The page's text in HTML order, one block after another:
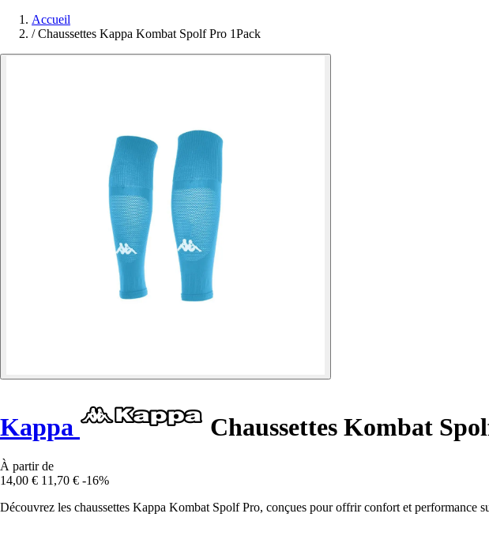
Accueil
/ Chaussettes Kappa Kombat Spolf Pro 1Pack
Kappa Chaussettes Kombat
À partir de
14,00 € 11,70 € -16%
Découvrez les chaussettes Kappa Kombat Spolf Pro, conçues pour offrir confort et performance